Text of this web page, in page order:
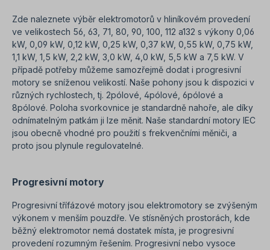
Zde naleznete výběr elektromotorů v hliníkovém provedení
ve velikostech 56, 63, 71, 80, 90, 100, 112 a132 s výkony 0,06
kW, 0,09 kW, 0,12 kW, 0,25 kW, 0,37 kW, 0,55 kW, 0,75 kW,
1,1 kW, 1,5 kW, 2,2 kW, 3,0 kW, 4,0 kW, 5,5 kW a 7,5 kW. V
případě potřeby můžeme samozřejmě dodat i progresivní
motory se sníženou velikostí. Naše pohony jsou k dispozici v
různých rychlostech, tj. 2pólové, 4pólové, 6pólové a
8pólové. Poloha svorkovnice je standardně nahoře, ale díky
odnímatelným patkám ji lze měnit. Naše standardní motory IEC
jsou obecně vhodné pro použití s frekvenčními měniči, a
proto jsou plynule regulovatelné.
Progresivní motory
Progresivní třífázové motory jsou elektromotory se zvýšeným
výkonem v menším pouzdře. Ve stísněných prostorách, kde
běžný elektromotor nemá dostatek místa, je progresivní
provedení rozumným řešením. Progresivní nebo vysoce